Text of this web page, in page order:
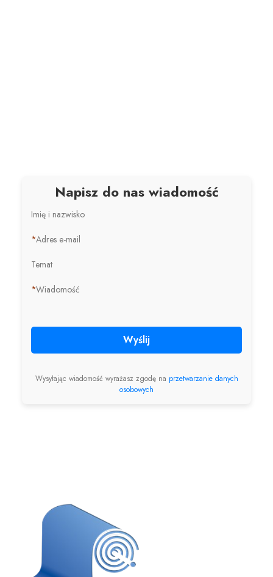
Napisz do nas wiadomość
Imię i nazwisko
*Adres e-mail
Temat
*Wiadomość
Wyślij
Wysyłając wiadomość wyrażasz zgodę na przetwarzanie danych
osobowych